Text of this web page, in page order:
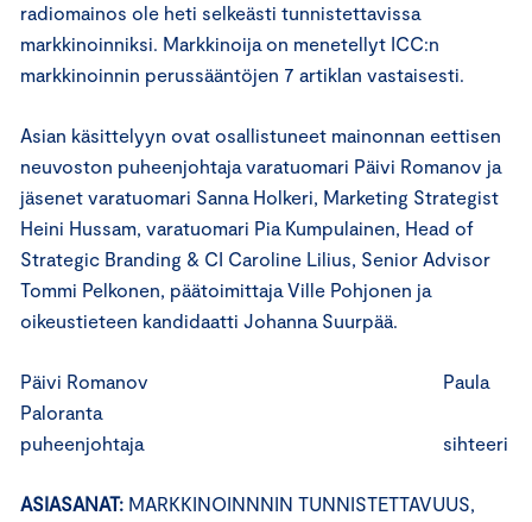
radiomainos ole heti selkeästi tunnistettavissa
markkinoinniksi. Markkinoija on menetellyt ICC:n
markkinoinnin perussääntöjen 7 artiklan vastaisesti.
Asian käsittelyyn ovat osallistuneet mainonnan eettisen
neuvoston puheenjohtaja varatuomari Päivi Romanov ja
jäsenet varatuomari Sanna Holkeri, Marketing Strategist
Heini Hussam, varatuomari Pia Kumpulainen, Head of
Strategic Branding & CI Caroline Lilius, Senior Advisor
Tommi Pelkonen, päätoimittaja Ville Pohjonen ja
oikeustieteen kandidaatti Johanna Suurpää.
Päivi Romanov Paula
Paloranta
puheenjohtaja sihteeri
ASIASANAT: MARKKINOINNNIN TUNNISTETTAVUUS,